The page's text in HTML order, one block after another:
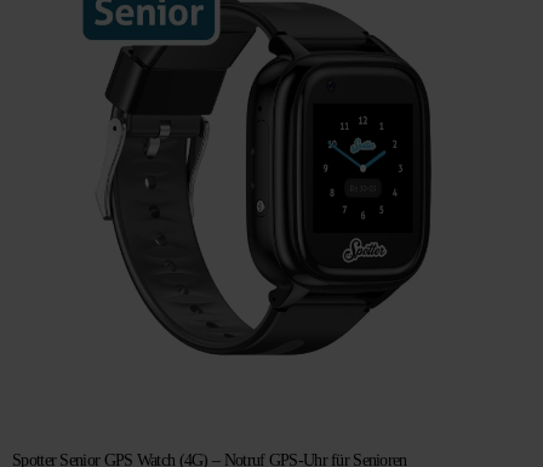
Spotter Senior GPS Watch (4G) – Notruf GPS-Uhr für Senioren